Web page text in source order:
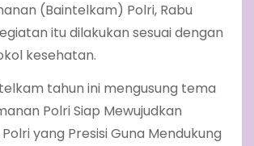
(Baintelkam) Polri, Rabu
itu dilakukan sesuai dengan
kesehatan.
tahun ini mengusung tema
Polri Siap Mewujudkan
yang Presisi Guna Mendukung